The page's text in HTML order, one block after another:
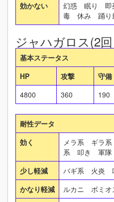
効かない
幻惑 眠り
毒 休み 踊
ジャハガロス(2
基本ステータス
HP
攻撃 守備
4800
360 190
耐性データ
効く
メラ系 ギラ
系 叩き 軍隊
少し軽減
バギ系 火炎
かなり軽減
ルカニ ボミ